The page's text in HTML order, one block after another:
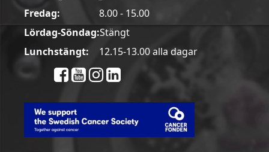
Fredag:
8.00 - 15.00
Lördag-Söndag:Stängt
Lunchstängt:
12.15-13.00 alla dagar